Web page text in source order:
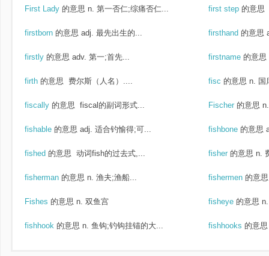
First Lady 的意思 n. 第一否仁;综痛否仁... first step 的意思
firstborn 的意思 adj. 最先出生的... firsthand 的意思
firstly 的意思 adv. 第一;首先... firstname 的意思
firth 的意思 费尔斯（人名）.... fisc 的意思 n. 国
fiscally 的意思 fiscal的副词形式... Fischer 的意思
fishable 的意思 adj. 适合钓愉得;可... fishbone 的意思
fished 的意思 动词fish的过去式,... fisher 的意思 n.
fisherman 的意思 n. 渔夫;渔船... fishermen 的意思
Fishes 的意思 n. 双鱼宫 fisheye 的意思
fishhook 的意思 n. 鱼钩;钓钩挂锚的大... fishhooks 的意思